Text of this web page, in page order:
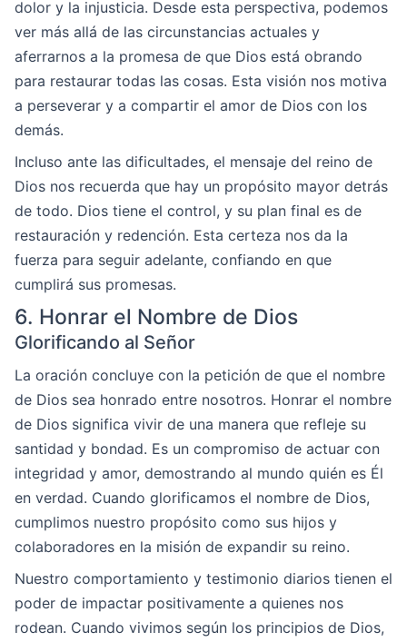
dolor y la injusticia. Desde esta perspectiva, podemos
ver más allá de las circunstancias actuales y
aferrarnos a la promesa de que Dios está obrando
para restaurar todas las cosas. Esta visión nos motiva
a perseverar y a compartir el amor de Dios con los
demás.
Incluso ante las dificultades, el mensaje del reino de
Dios nos recuerda que hay un propósito mayor detrás
de todo. Dios tiene el control, y su plan final es de
restauración y redención. Esta certeza nos da la
fuerza para seguir adelante, confiando en que
cumplirá sus promesas.
6. Honrar el Nombre de Dios
Glorificando al Señor
La oración concluye con la petición de que el nombre
de Dios sea honrado entre nosotros. Honrar el nombre
de Dios significa vivir de una manera que refleje su
santidad y bondad. Es un compromiso de actuar con
integridad y amor, demostrando al mundo quién es Él
en verdad. Cuando glorificamos el nombre de Dios,
cumplimos nuestro propósito como sus hijos y
colaboradores en la misión de expandir su reino.
Nuestro comportamiento y testimonio diarios tienen el
poder de impactar positivamente a quienes nos
rodean. Cuando vivimos según los principios de Dios,